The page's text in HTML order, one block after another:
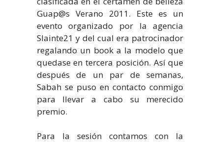
Guap@s Verano 2011. Este es un
evento organizado por la agencia
Slainte21 y del cual era patrocinador
regalando un book a la modelo que
quedase en tercera posición. Así que
después de un par de semanas,
Sabah se puso en contacto conmigo
para llevar a cabo su merecido
premio.
Para la sesión contamos con la